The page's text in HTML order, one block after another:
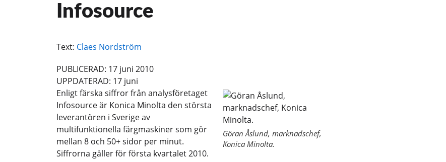
Infosource
Text: Claes Nordström
PUBLICERAD: 17 juni 2010
UPPDATERAD: 17 juni
Göran Åslund, marknadschef,
Konica Minolta.
Enligt färska siffror från analysföretaget
Infosource är Konica Minolta den största
leverantören i Sverige av
multifunktionella färgmaskiner som gör
mellan 8 och 50+ sidor per minut.
Siffrorna gäller för första kvartalet 2010.